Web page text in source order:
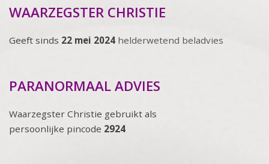
WAARZEGSTER CHRISTIE
Geeft sinds 22 mei 2024 helderwetend beladvies
PARANORMAAL ADVIES
Waarzegster Christie gebruikt als
persoonlijke pincode 2924